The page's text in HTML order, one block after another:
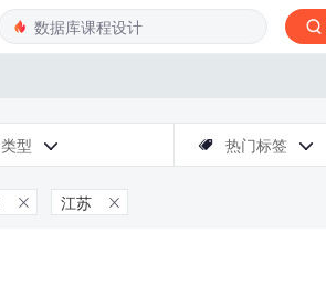
类型   热门标签 
 江苏 